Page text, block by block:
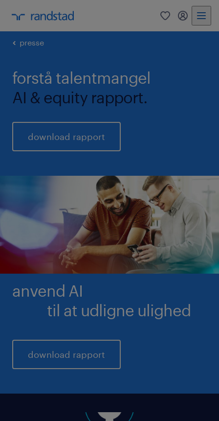
0
presse
forstå talentmangel
AI & equity rapport.
download rapport
anvend AI
til at udligne ulighed
download rapport